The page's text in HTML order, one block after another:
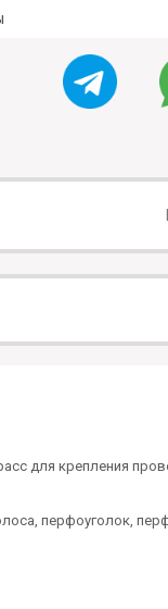
для крепления
перфоуголок,